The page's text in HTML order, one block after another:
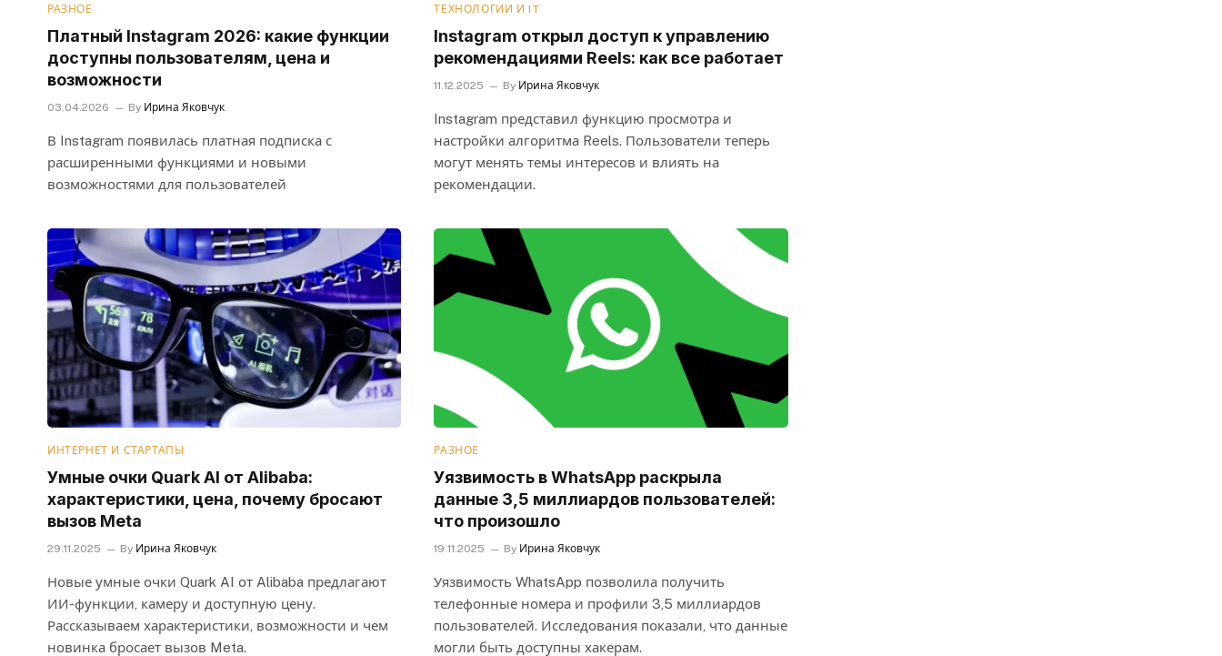
РАЗНОЕ
Платный Instagram 2026: какие функции
доступны пользователям, цена и
возможности
03.04.2026 By Ирина Яковчук
В Instagram появилась платная подписка с
расширенными функциями и новыми
возможностями для пользователей
ТЕХНОЛОГИИ И IT
Instagram открыл доступ к управлению
рекомендациями Reels: как все работает
11.12.2025 By Ирина Яковчук
Instagram представил функцию просмотра и
настройки алгоритма Reels. Пользователи теперь
могут менять темы интересов и влиять на
рекомендации.
ИНТЕРНЕТ И СТАРТАПЫ
Умные очки Quark AI от Alibaba:
характеристики, цена, почему бросают
вызов Meta
29.11.2025 By Ирина Яковчук
Новые умные очки Quark AI от Alibaba предлагают
ИИ-функции, камеру и доступную цену.
Рассказываем характеристики, возможности и чем
новинка бросает вызов Meta.
РАЗНОЕ
Уязвимость в WhatsApp раскрыла
данные 3,5 миллиардов пользователей:
что произошло
19.11.2025 By Ирина Яковчук
Уязвимость WhatsApp позволила получить
телефонные номера и профили 3,5 миллиардов
пользователей. Исследования показали, что данные
могли быть доступны хакерам.